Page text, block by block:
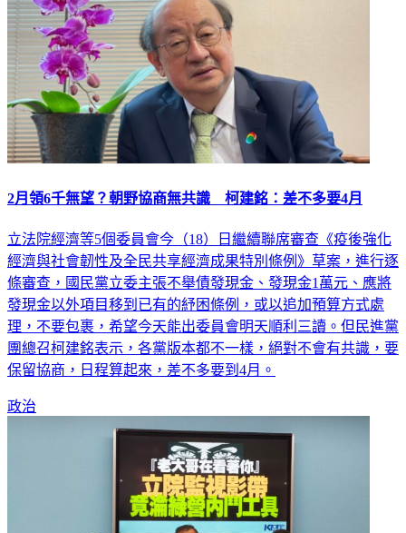
2月領6千無望？朝野協商無共識 柯建銘：差不多要4月
立法院經濟等5個委員會今（18）日繼續聯席審查《疫後強化
經濟與社會韌性及全民共享經濟成果特別條例》草案，進行逐
條審查，國民黨立委主張不舉債發現金、發現金1萬元、應將
發現金以外項目移到已有的紓困條例，或以追加預算方式處
理，不要包裹，希望今天能出委員會明天順利三讀。但民進黨
團總召柯建銘表示，各黨版本都不一樣，絕對不會有共識，要
保留協商，日程算起來，差不多要到4月。
政治